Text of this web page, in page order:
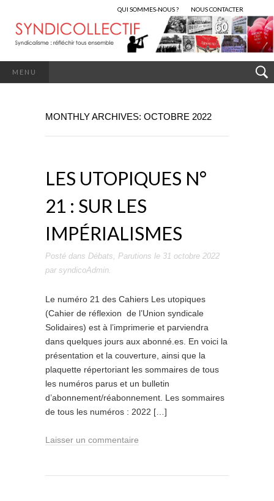
QUI SOMMES-NOUS ? NOUS CONTACTER
MENU
MONTHLY ARCHIVES: OCTOBRE 2022
LES UTOPIQUES N°
21 : SUR LES
IMPÉRIALISMES
Posté dans Débats, Parutions le 31 octobre 2022
par syndicoAdmin.
Le numéro 21 des Cahiers Les utopiques
(Cahier de réflexion de l’Union syndicale
Solidaires) est à l’imprimerie et parviendra
dans quelques jours aux abonné.es. En voici la
présentation et la couverture, ainsi que la
plaquette répertoriant les sommaires de tous
les numéros parus et un bulletin
d’abonnement/réabonnement. Les sommaires
de tous les numéros : 2022 […]
Laisser un commentaire